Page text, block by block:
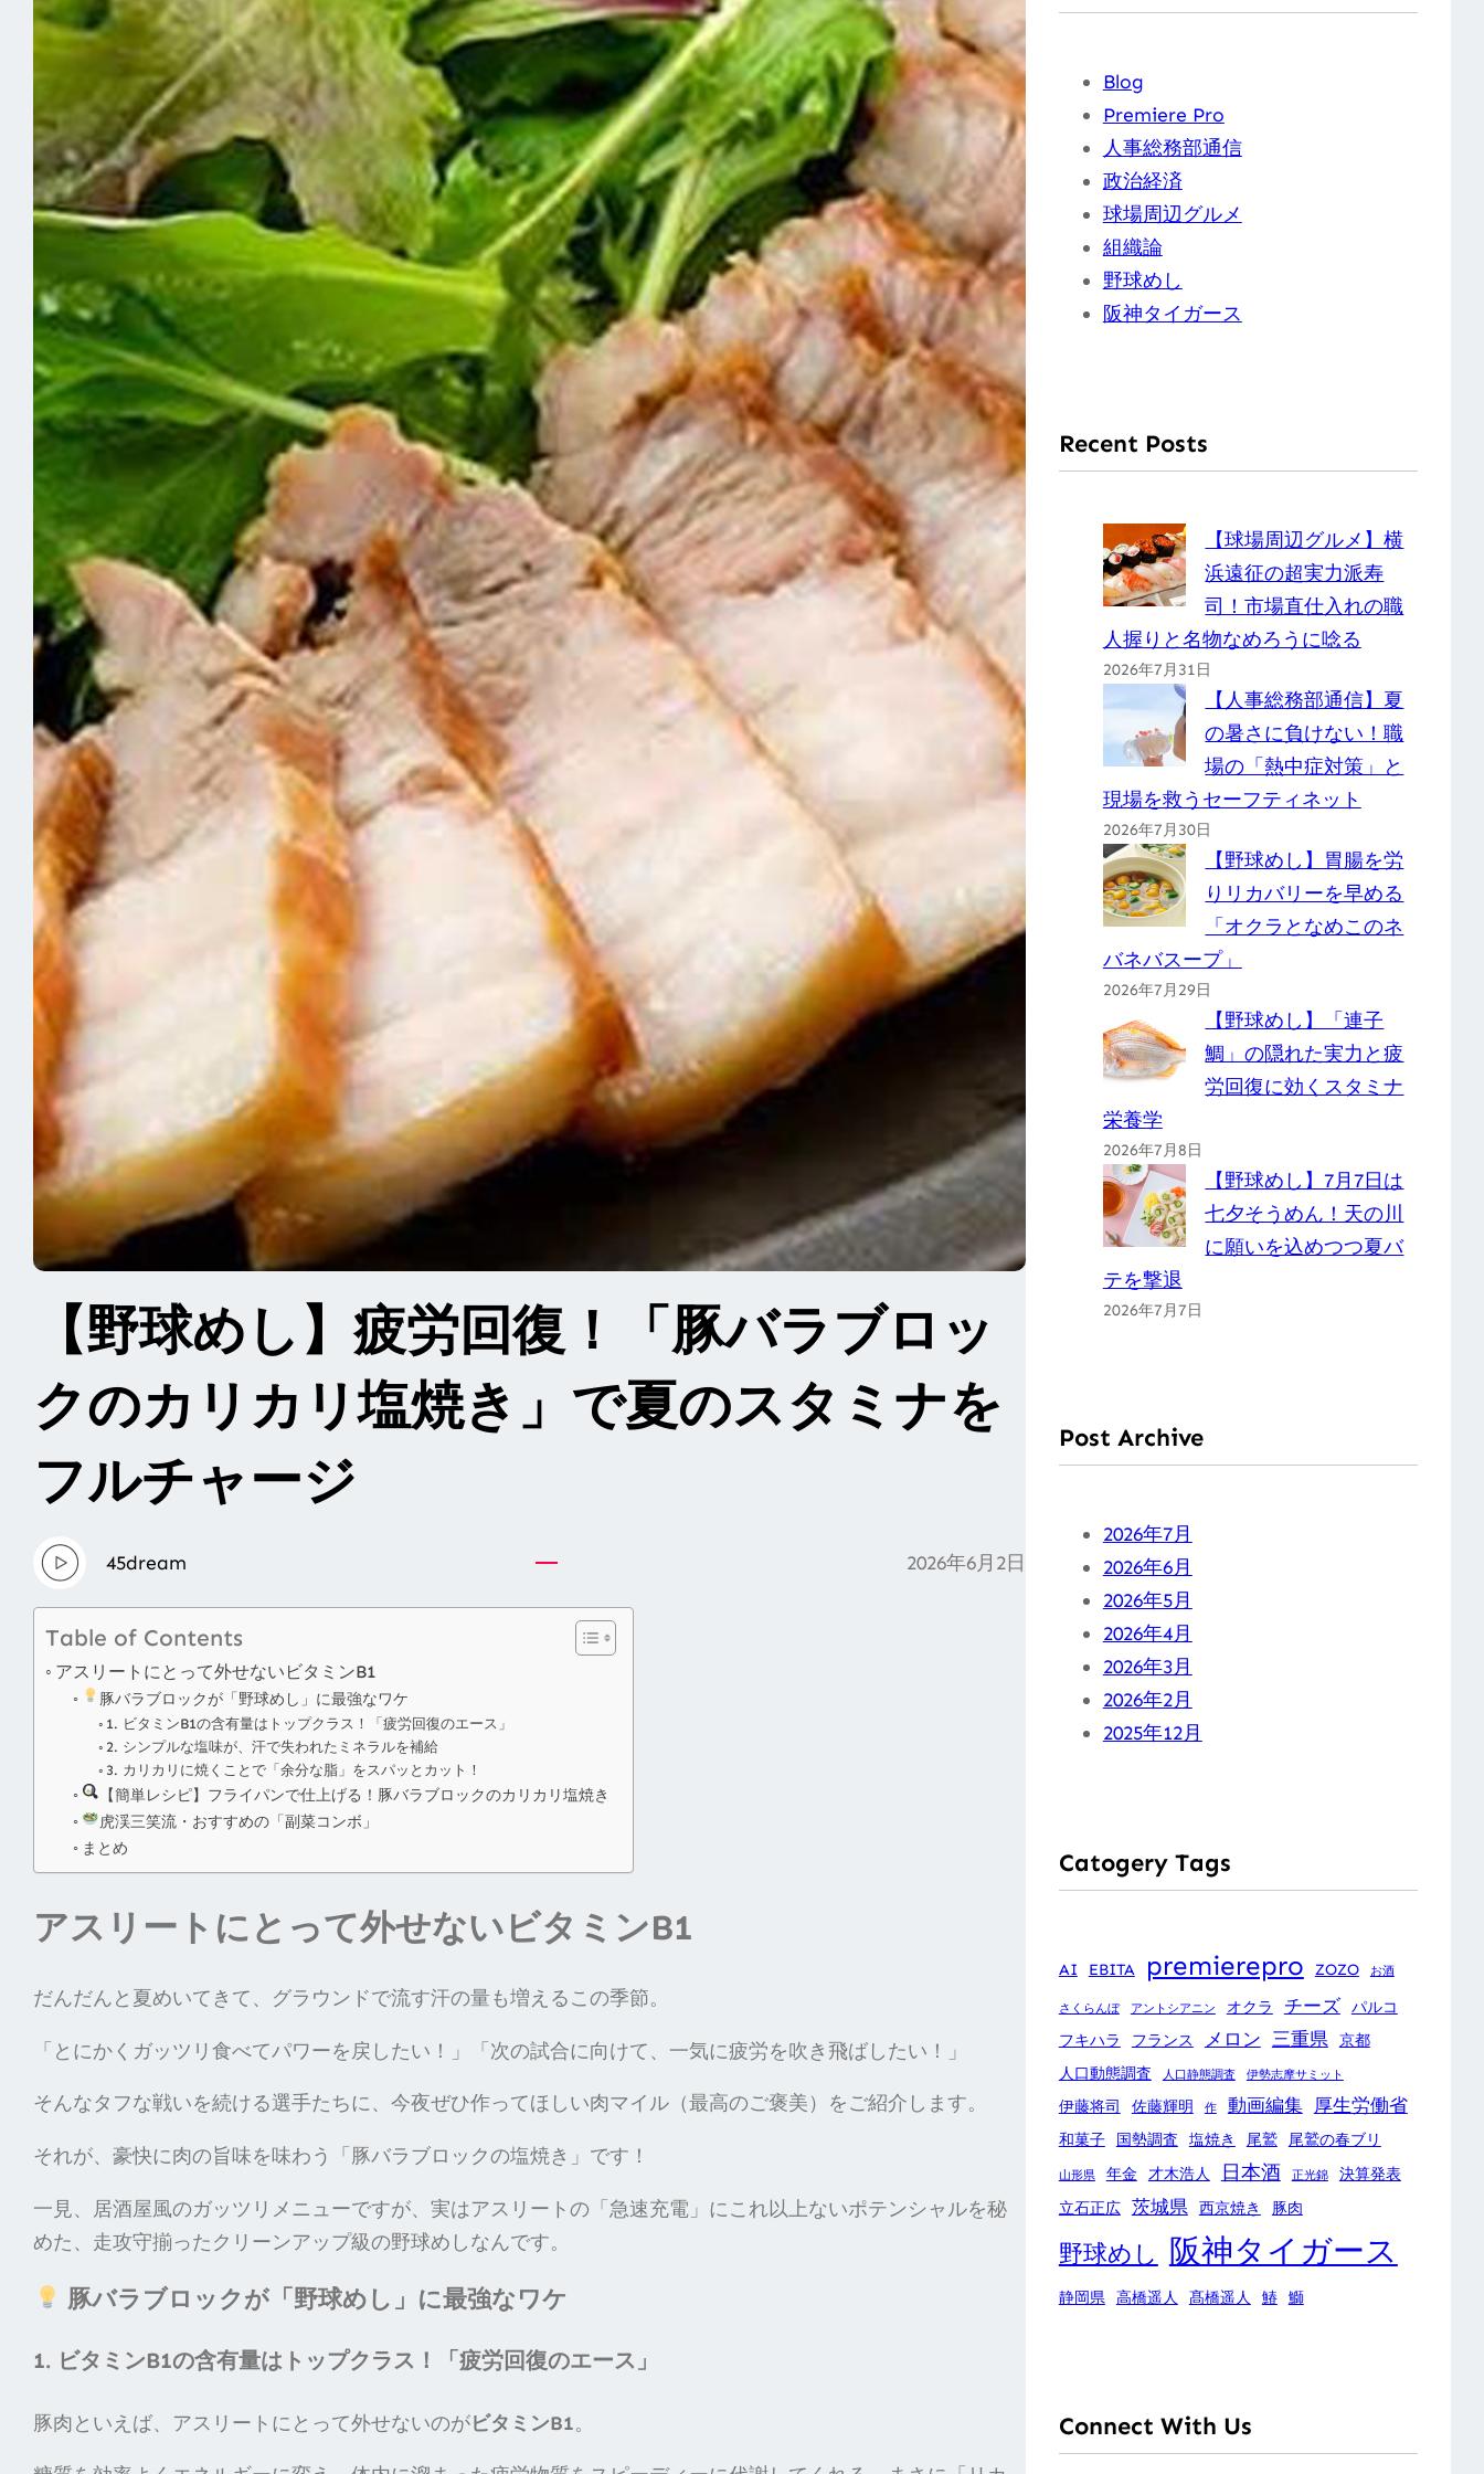
【野球めし】疲労回復！「豚バラブロッ
クのカリカリ塩焼き」で夏のスタミナを
フルチャージ
45dream 2026年6月2日
Table of Contents
アスリートにとって外せないビタミンB1
豚バラブロックが「野球めし」に最強なワケ
1. ビタミンB1の含有量はトップクラス！「疲労回復のエース」
2. シンプルな塩味が、汗で失われたミネラルを補給
3. カリカリに焼くことで「余分な脂」をスパッとカット！
【簡単レシピ】フライパンで仕上げる！豚バラブロックのカリカリ塩焼き
虎渓三笑流・おすすめの「副菜コンボ」
まとめ
アスリートにとって外せないビタミンB1
だんだんと夏めいてきて、グラウンドで流す汗の量も増えるこの季節。
「とにかくガッツリ食べてパワーを戻したい！」「次の試合に向けて、一気に疲労を吹き飛ばしたい！」
そんなタフな戦いを続ける選手たちに、今夜ぜひ作ってほしい肉マイル（最高のご褒美）をご紹介します。
それが、豪快に肉の旨味を味わう「豚バラブロックの塩焼き」です！
一見、居酒屋風のガッツリメニューですが、実はアスリートの「急速充電」にこれ以上ないポテンシャルを秘
めた、走攻守揃ったクリーンアップ級の野球めしなんです。
豚バラブロックが「野球めし」に最強なワケ
1. ビタミンB1の含有量はトップクラス！「疲労回復のエース」
豚肉といえば、アスリートにとって外せないのがビタミンB1。
Blog
Premiere Pro
人事総務部通信
政治経済
球場周辺グルメ
組織論
野球めし
阪神タイガース
Recent Posts
【球場周辺グルメ】横
浜遠征の超実力派寿
司！市場直仕入れの職
人握りと名物なめろうに唸る
2026年7月31日
【人事総務部通信】夏
の暑さに負けない！職
場の「熱中症対策」と
現場を救うセーフティネット
2026年7月30日
【野球めし】胃腸を労
りリカバリーを早める
「オクラとなめこのネ
バネバスープ」
2026年7月29日
【野球めし】「連子
鯛」の隠れた実力と疲
労回復に効くスタミナ
栄養学
2026年7月8日
【野球めし】7月7日は
七夕そうめん！天の川
に願いを込めつつ夏バ
テを撃退
2026年7月7日
Post Archive
2026年7月
2026年6月
2026年5月
2026年4月
2026年3月
2026年2月
2025年12月
Catogery Tags
AI EBITA premierepro ZOZO お酒
さくらんぼ アントシアニン オクラ チーズ パルコ
フキハラ
フランス メロン 三重県
京都
人口動態調査
人口静態調査 伊勢志摩サミット
伊藤将司 佐藤輝明 作 動画編集 厚生労働省
和菓子 国勢調査 塩焼き 尾鷲 尾鷲の春ブリ
山形県 年金 才木浩人 日本酒 正光錦
決算発表
立石正広 茨城県 西京焼き 豚肉
野球めし 阪神タイガース
静岡県 高橋遥人 髙橋遥人 鰆 鰤
Connect With Us